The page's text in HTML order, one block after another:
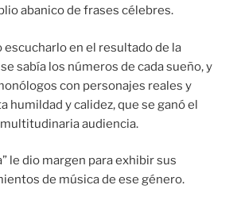
abanico de frases célebres.
escucharlo en el resultado de la
sabía los números de cada sueño, y
con personajes reales y
humildad y calidez, que se ganó el
audiencia.
le dio margen para exhibir sus
de música de ese género.